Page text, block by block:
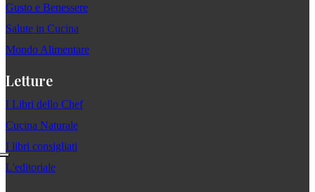
Gusto e Benessere
Salute in Cucina
Mondo Alimentare
Letture
I Libri dello Chef
Cucina Naturale
I libri consigliati
L'editoriale